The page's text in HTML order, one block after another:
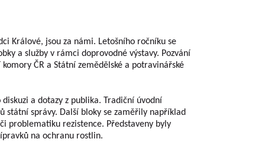
Králové, jsou za námi. Letošního ročníku se
a služby v rámci doprovodné výstavy. Pozvání
ČR a Státní zemědělské a potravinářské
a dotazy z publika. Tradiční úvodní
státní správy. Další bloky se zaměřily například
problematiku rezistence. Představeny byly
na ochranu rostlin.